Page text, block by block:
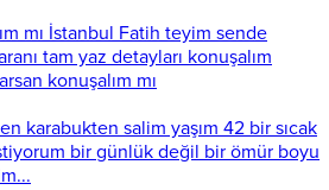
mı İstanbul Fatih teyim sende
tam yaz detayları konuşalım
konuşalım mı
karabukten salim yaşım 42 bir sıcak
bir günlük değil bir ömür boyu